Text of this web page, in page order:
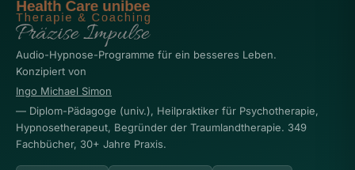
Audio-Hypnose-Programme für ein besseres Leben.
Konzipiert von
Ingo Michael Simon
— Diplom-Pädagoge (univ.), Heilpraktiker für Psychotherapie,
Hypnosetherapeut, Begründer der Traumlandtherapie. 349
Fachbücher, 30+ Jahre Praxis.